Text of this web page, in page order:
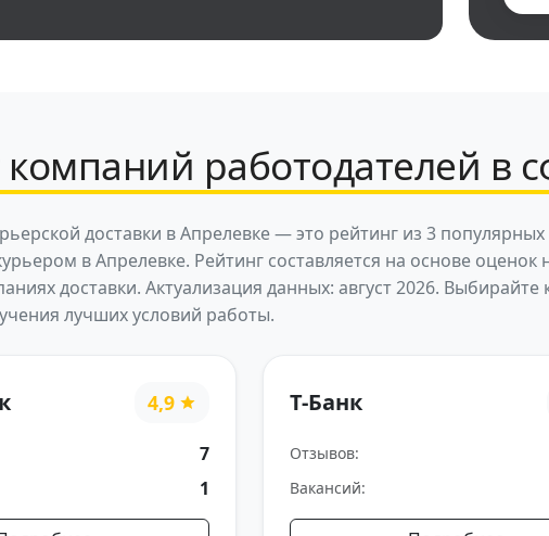
компаний работодателей в
доставки в Апрелевке — это рейтинг из 3
в Апрелевке. Рейтинг составляется на основе
доставки. Актуализация данных: август 2026.
лучших условий работы.
4,9
7
1
Т-Банк
Отзывов:
Вакансий: